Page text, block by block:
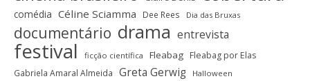
comédia Céline Sciamma Dee Rees Dia das Bruxas
documentário drama entrevista
festival ficção científica Fleabag Fleabag por Elas
Gabriela Amaral Almeida Greta Gerwig Halloween